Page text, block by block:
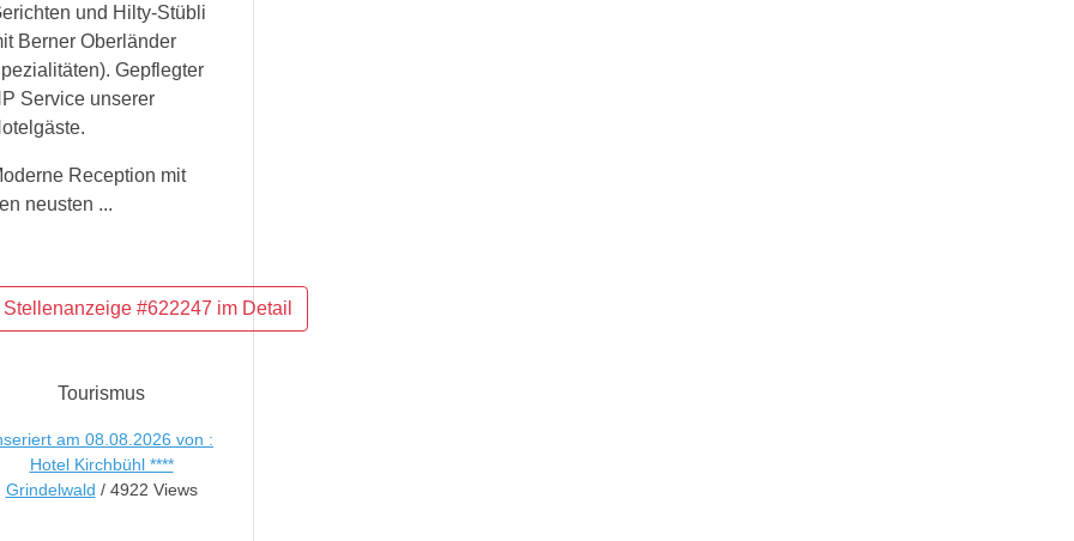
und Hilty-Stübli
Berner Oberländer
Gepflegter
Service unserer
Reception mit
neusten ...
Tourismus
am 08.08.2026 von :
Hotel Kirchbühl ****
Grindelwald / 4922 Views